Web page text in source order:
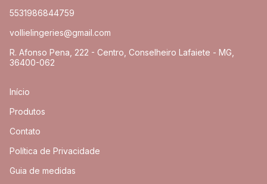
5531986844759
vollielingeries@gmail.com
R. Afonso Pena, 222 - Centro, Conselheiro Lafaiete - MG,
36400-062
Início
Produtos
Contato
Política de Privacidade
Guia de medidas